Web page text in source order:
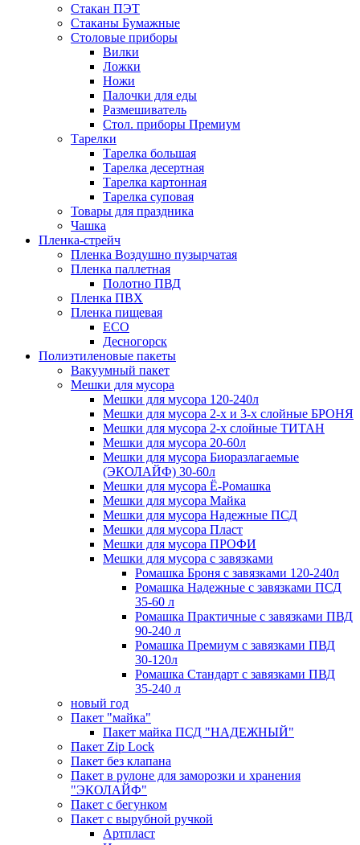
Стакан ПЭТ
Стаканы Бумажные
Столовые приборы
Вилки
Ложки
Ножи
Палочки для еды
Размешиватель
Стол. приборы Премиум
Тарелки
Тарелка большая
Тарелка десертная
Тарелка картонная
Тарелка суповая
Товары для праздника
Чашка
Пленка-стрейч
Пленка Воздушно пузырчатая
Пленка паллетная
Полотно ПВД
Пленка ПВХ
Пленка пищевая
ECO
Десногорск
Полиэтиленовые пакеты
Вакуумный пакет
Мешки для мусора
Мешки для мусора 120-240л
Мешки для мусора 2-х и 3-х слойные БРОНЯ
Мешки для мусора 2-х слойные ТИТАН
Мешки для мусора 20-60л
Мешки для мусора Биоразлагаемые
(ЭКОЛАЙФ) 30-60л
Мешки для мусора Ё-Ромашка
Мешки для мусора Майка
Мешки для мусора Надежные ПСД
Мешки для мусора Пласт
Мешки для мусора ПРОФИ
Мешки для мусора с завязками
Ромашка Броня с завязками 120-240л
Ромашка Надежные с завязками ПСД
35-60 л
Ромашка Практичные с завязками ПВД
90-240 л
Ромашка Премиум с завязками ПВД
30-120л
Ромашка Стандарт с завязками ПВД
35-240 л
новый год
Пакет "майка"
Пакет майка ПСД "НАДЕЖНЫЙ"
Пакет Zip Lock
Пакет без клапана
Пакет в рулоне для заморозки и хранения
"ЭКОЛАЙФ"
Пакет с бегунком
Пакет с вырубной ручкой
Артпласт